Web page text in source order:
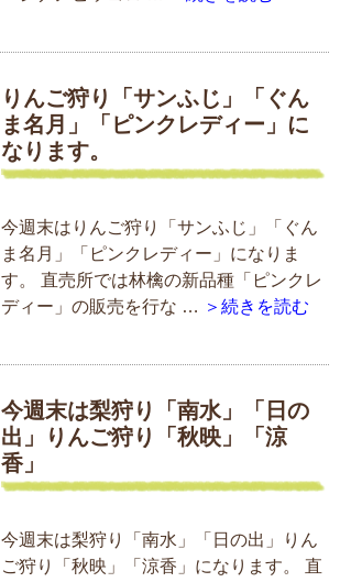
りんご狩り「サンふじ」「ぐん
ま名月」「ピンクレディー」に
なります。
今週末はりんご狩り「サンふじ」「ぐん
ま名月」「ピンクレディー」になりま
す。 直売所では林檎の新品種「ピンクレ
ディー」の販売を行な … ＞続きを読む
今週末は梨狩り「南水」「日の
出」りんご狩り「秋映」「涼
香」
今週末は梨狩り「南水」「日の出」りん
ご狩り「秋映」「涼香」になります。 直